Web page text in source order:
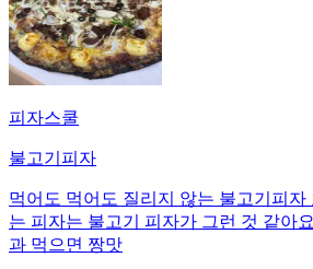
피자스쿨
불고기피자
먹어도 먹어도 질리지 않는 불고기피자
는 피자는 불고기 피자가 그런 것 같아
과 먹으면 짱맛